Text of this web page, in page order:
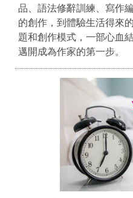
品、語法修辭訓練、寫作
的創作，到體驗生活得來
題和創作模式，一部心血
邁開成為作家的第一步。